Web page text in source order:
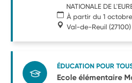
NATIONALE DE
À partir du 1
Val-de-Reuil (27100)
ÉDUCATION POUR
Ecole élémentaire